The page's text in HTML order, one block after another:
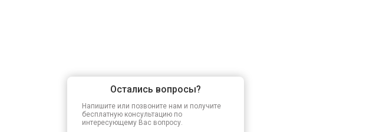
Остались вопросы?
Напишите или позвоните нам и получите
бесплатную консультацию по
интересующему Вас вопросу.